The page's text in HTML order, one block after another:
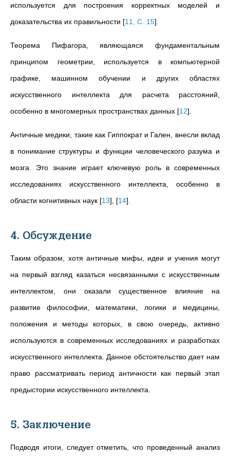
используется для построения корректных моделей и
доказательства их правильности [11, С. 15]
Теорема Пифагора, являющаяся фундаментальным
принципом геометрии, используется в компьютерной
графике, машинном обучении и других областях
искусственного интеллекта для расчета расстояний,
особенно в многомерных пространствах данных [12]
Античные медики, такие как Гиппократ и Гален, внесли вклад
в понимание структуры и функции человеческого разума и
мозга. Это знание играет ключевую роль в современных
исследованиях искусственного интеллекта, особенно в
области когнитивных наук [13] [14]
4. Обсуждение
Таким образом, хотя античные мифы, идеи и учения могут
на первый взгляд казаться несвязанными с искусственным
интеллектом, они оказали существенное влияние на
развитие философии, математики, логики и медицины,
положения и методы которых, в свою очередь, активно
используются в современных исследованиях и разработках
искусственного интеллекта. Данное обстоятельство дает нам
право рассматривать период античности как первый этап
предыстории искусственного интеллекта.
5. Заключение
Подводя итоги, следует отметить, что проведенный анализ